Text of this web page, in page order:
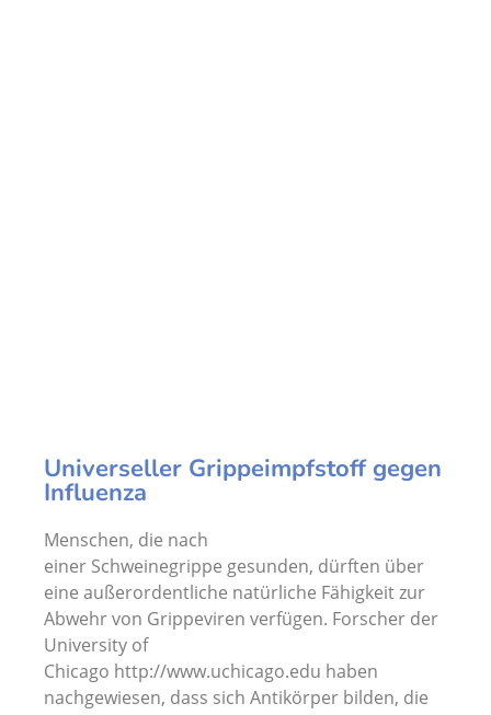
Universeller Grippeimpfstoff gegen
Influenza
Menschen, die nach
einer Schweinegrippe gesunden, dürften über
eine außerordentliche natürliche Fähigkeit zur
Abwehr von Grippeviren verfügen. Forscher der
University of
Chicago http://www.uchicago.edu haben
nachgewiesen, dass sich Antikörper bilden, die